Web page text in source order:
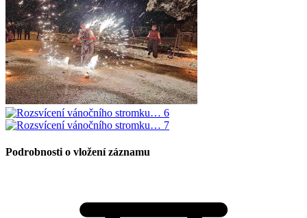
Podrobnosti o vložení záznamu